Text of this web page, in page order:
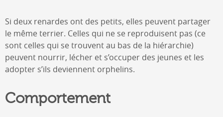
Si deux renardes ont des petits, elles peuvent partager
le même terrier. Celles qui ne se reproduisent pas (ce
sont celles qui se trouvent au bas de la hiérarchie)
peuvent nourrir, lécher et s’occuper des jeunes et les
adopter s’ils deviennent orphelins.
Comportement